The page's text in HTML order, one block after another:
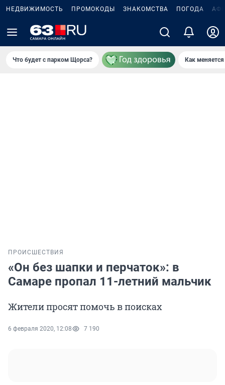
НЕДВИЖИМОСТЬ ПРОМОКОДЫ ЗНАКОМСТВА ПОГОДА
Что будет с парком Щорса? Как
ПРОИСШЕСТВИЯ
«Он без шапки и перчаток»: в
Самаре пропал 11-летний мальчик
Жители просят помочь в поисках
6 февраля 2020, 12:08 7 190